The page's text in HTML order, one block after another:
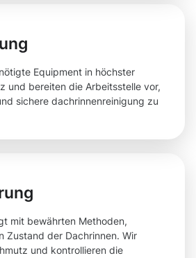
Equipment in höchster
und bereiten die Arbeitsstelle vor,
sichere dachrinnenreinigung zu
mit bewährten Methoden,
Zustand der Dachrinnen. Wir
und kontrollieren die